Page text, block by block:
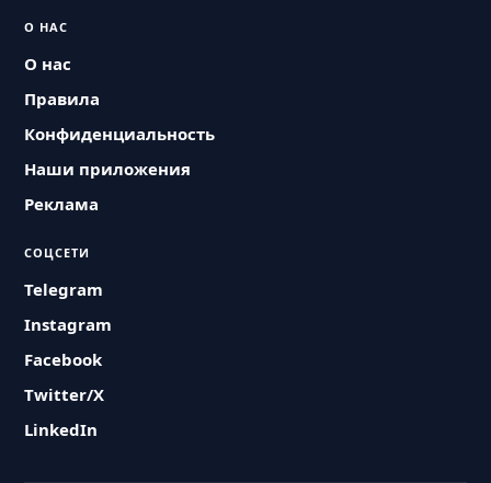
О НАС
О нас
Правила
Конфиденциальность
Наши приложения
Реклама
СОЦСЕТИ
Telegram
Instagram
Facebook
Twitter/X
LinkedIn